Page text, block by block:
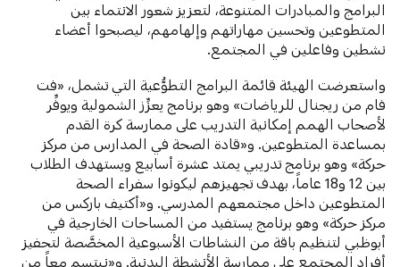
البرامج والمبادرات المتنوعة، لتعزيز شعور الانتماء بين
المتطوعين وتحسين مهاراتهم وإلهامهم، ليصبحوا أعضاء
نشطين وفاعلين في المجتمع.
واستعرضت الهيئة قائمة البرامج التطوُّعية التي تشمل، «فت
فام من ريجنال للرياضات» وهو برنامج يعزِّز الشمولية ويوفِّر
لأصحاب الهمم إمكانية التدريب على ممارسة كرة القدم
بمساعدة المتطوعين. و«قادة الصحة في المدارس من مركز
حركة» وهو برنامج تدريبي يمتد عشرة أسابيع ويستهدف الطلاب
بين 12 و18 عاماً، بهدف تجهيزهم ليكونوا سفراء الصحة
المتطوعين داخل مجتمعهم المدرسي. و«أكتيف باركس من
مركز حركة» وهو برنامج يستفيد من المساحات الخارجية في
أبوظبي لتنظيم باقة من النشاطات الأسبوعية المخصَّصة لتحفيز
أفراد المجتمع على ممارسة الأنشطة البدنية. و«نبتسم معاً من